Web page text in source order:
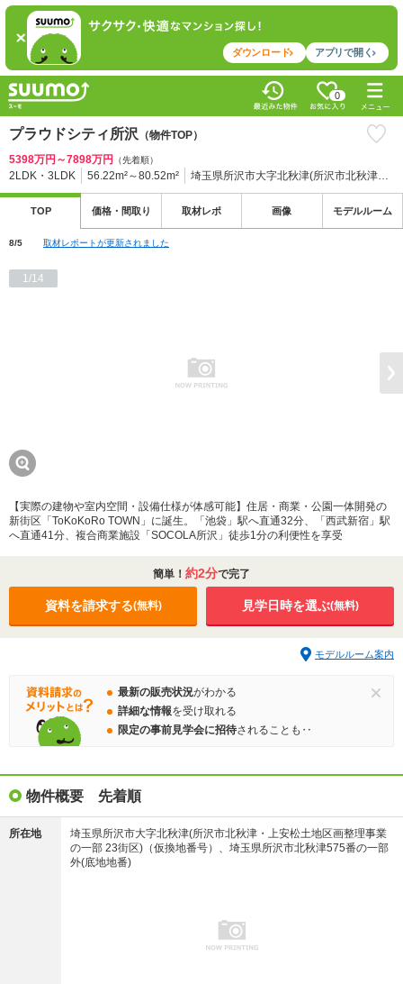
ダウンロード アプリで開く
0
プラウドシティ所沢 （物件TOP）
5398万円～7898万円
（先着順）
2LDK・3LDK 56.22m²～80.52m² 埼玉県所沢市大字北秋津(所沢市北秋津・上安松土地区画整理事業の一部 23街区)（仮換地番号）、埼玉県所沢市北秋津575番の一部外(底地地番)
TOP 価格・ 間取り 取材レポ 画像 モデルルーム
8/5 取材レポートが更新されました
1/14
【実際の建物や室内空間・設備仕様が体感可能】住居・商業・公園一体開発の
新街区「ToKoKoRo TOWN」に誕生。「池袋」駅へ直通32分、「西武新宿」駅
へ直通41分、複合商業施設「SOCOLA所沢」徒歩1分の利便性を享受
簡単！ 約2分で完了
資料を請求する(無料) 見学日時を選ぶ(無料)
モデルルーム案内
最新の販売状況がわかる
詳細な情報を受け取れる
限定の事前見学会に招待されることも‥
物件概要 先着順
所在地
埼玉県所沢市大字北秋津(所沢市北秋津・上安松土地区画整理事業
の一部 23街区)（仮換地番号）、埼玉県所沢市北秋津575番の一部
外(底地地番)